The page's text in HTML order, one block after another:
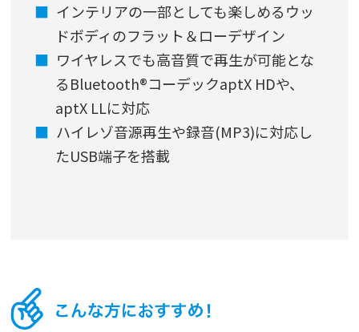
インテリアの一部としても楽しめるウッ
ドボディのフラット＆ローデザイン
ワイヤレスでも高音質で再生が可能とな
るBluetooth®コーデックaptX HDや、
aptX LLに対応
ハイレゾ音源再生や録音(MP3)に対応し
たUSB端子を搭載